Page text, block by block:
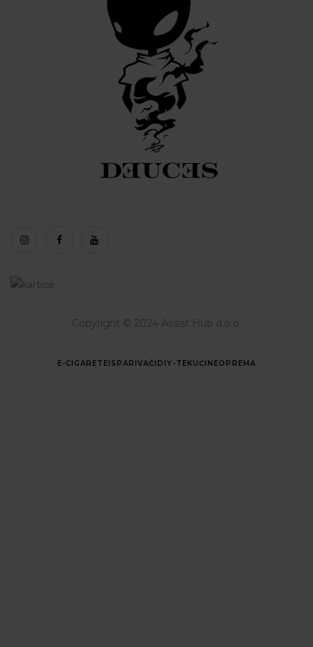
Copyright © 2024 Assist Hub d.o.o.
E-CIGARETEISPARIVAČI DIY-TEKUĆINEOPREMA